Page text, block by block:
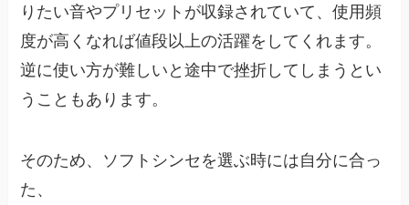
りたい音やプリセットが収録されていて、使用頻
度が高くなれば値段以上の活躍をしてくれます。
逆に使い方が難しいと途中で挫折してしまうとい
うこともあります。
そのため、ソフトシンセを選ぶ時には自分に合っ
た、